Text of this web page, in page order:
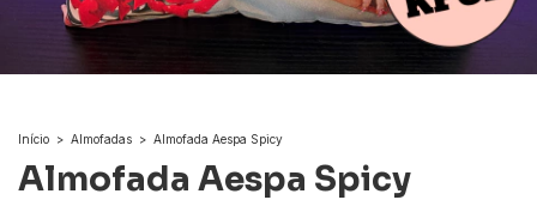
Início > Almofadas > Almofada Aespa Spicy
Almofada Aespa Spicy